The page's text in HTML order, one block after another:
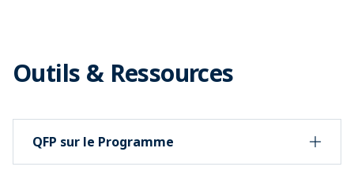
Outils & Ressources
QFP sur le Programme